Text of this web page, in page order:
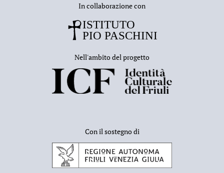
In collaborazione con
Nell'ambito del progetto
Con il sostegno di